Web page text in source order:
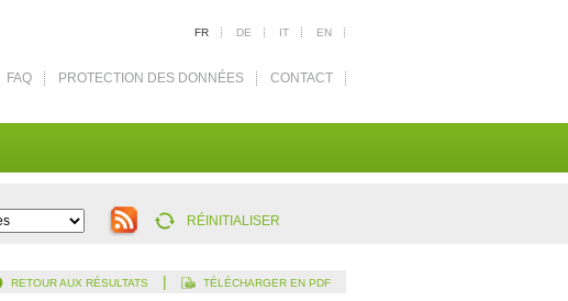
FR DE IT EN
FAQ PROTECTION DES DONNÉES CONTACT
RÉINITIALISER
RETOUR AUX RÉSULTATS | TÉLÉCHARGER EN PDF